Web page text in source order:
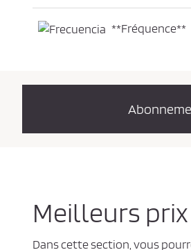
**Fréquence**
Meilleurs
Dans cette section, vous